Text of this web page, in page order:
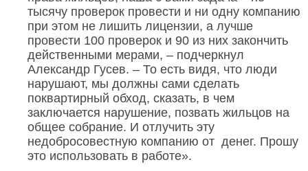
тысячу проверок провести и ни одну компанию
при этом не лишить лицензии, а лучше
провести 100 проверок и 90 из них закончить
действенными мерами, – подчеркнул
Александр Гусев. – То есть видя, что люди
нарушают, мы должны сами сделать
поквартирный обход, сказать, в чем
заключается нарушение, позвать жильцов на
общее собрание. И отлучить эту
недобросовестную компанию от денег. Прошу
это использовать в работе».